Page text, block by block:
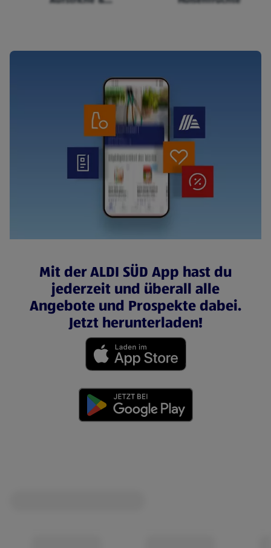
Mit der ALDI SÜD App hast du
jederzeit und überall alle
Angebote und Prospekte dabei.
Jetzt herunterladen!